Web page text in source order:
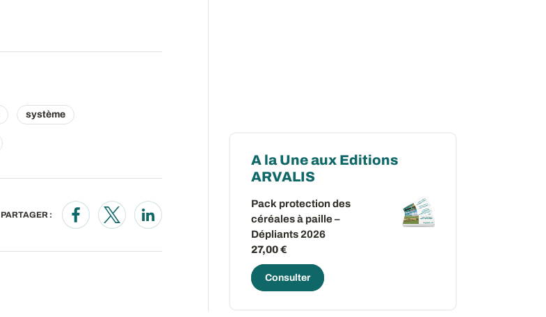
système
PARTAGER :
Opens in a new window
Opens in a new window
Opens in a new window
A la Une aux Editions
ARVALIS
Pack protection des
céréales à paille –
Dépliants 2026
27,00 €
Consulter